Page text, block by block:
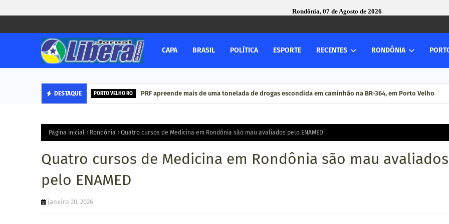
Rondônia, 07 de Agosto de 2026
CAPA BRASIL POLÍTICA ESPORTE RECENTES RONDÔNIA
DESTAQUE PORTO VELHO RO PRF apreende mais de uma tonelada de drogas escondida em caminhão na BR-364, em Porto Velho
Página inicial Rondônia Quatro cursos de Medicina em Rondônia são mau avaliados pelo ENAMED
Quatro cursos de Medicina em Rondônia são mau avaliados
pelo ENAMED
janeiro 20, 2026